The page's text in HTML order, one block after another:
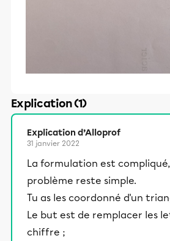
Explication (1)
Explication d’Alloprof
31 janvier 2022
La formulation est
problème reste simple.
Tu as les coordonné d'un
Le but est de remplacer les
chiffre ;